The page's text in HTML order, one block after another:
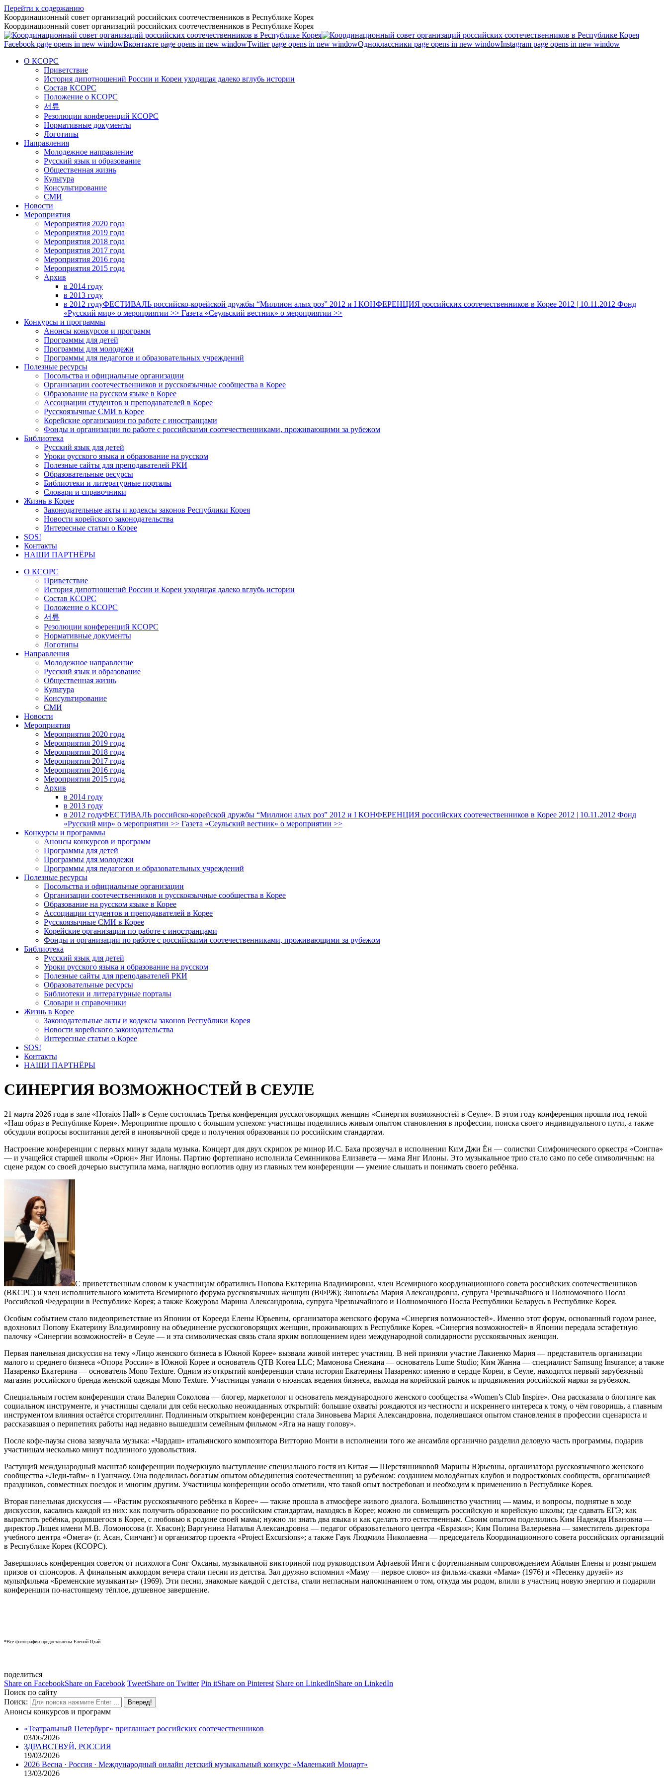
Перейти к содержанию
Координационный совет организаций российских соотечественников в Республике Корея
Координационный совет организаций российских соотечественников в Республике Корея
Facebook page opens in new windowВконтакте page opens in new windowTwitter page opens in new windowОдноклассники page opens in new windowInstagram page opens in new window
О КСОРС
Приветствие
История дипотношений России и Кореи уходящая далеко вглубь истории
Состав КСОРС
Положение о КСОРС
서류
Резолюции конференций КСОРС
Нормативные документы
Логотипы
Направления
Молодежное направление
Русский язык и образование
Общественная жизнь
Культура
Консультирование
СМИ
Новости
Мероприятия
Мероприятия 2020 года
Мероприятия 2019 года
Мероприятия 2018 годa
Мероприятия 2017 года
Мероприятия 2016 года
Мероприятия 2015 года
Архив
в 2014 году
в 2013 году
в 2012 годуФЕСТИВАЛЬ российско-корейской дружбы “Миллион алых роз” 2012 и I КОНФЕРЕНЦИЯ российских соотечественников в Корее 2012 | 10.11.2012 Фонд
«Русский мир» о мероприятии >> Газета «Сеульский вестник» о мероприятии >>
Конкурсы и программы
Анонсы конкурсов и программ
Программы для детей
Программы для молодежи
Программы для педагогов и образовательных учреждений
Полезные ресурсы
Посольства и официальные организации
Организации соотечественников и русскоязычные сообщества в Корее
Образование на русском языке в Корее
Ассоциации студентов и преподавателей в Корее
Русскоязычные СМИ в Корее
Корейские организации по работе с иностранцами
Фонды и организации по работе с российскими соотечественниками, проживающими за рубежом
Библиотека
Русский язык для детей
Уроки русского языка и образование на русском
Полезные сайты для преподавателей РКИ
Образовательные ресурсы
Библиотеки и литературные порталы
Словари и справочники
Жизнь в Корее
Законодательные акты и кодексы законов Республики Корея
Новости корейского законодательства
Интересные статьи о Корее
SOS!
Контакты
НАШИ ПАРТНЁРЫ
О КСОРС
Приветствие
История дипотношений России и Кореи уходящая далеко вглубь истории
Состав КСОРС
Положение о КСОРС
서류
Резолюции конференций КСОРС
Нормативные документы
Логотипы
Направления
Молодежное направление
Русский язык и образование
Общественная жизнь
Культура
Консультирование
СМИ
Новости
Мероприятия
Мероприятия 2020 года
Мероприятия 2019 года
Мероприятия 2018 годa
Мероприятия 2017 года
Мероприятия 2016 года
Мероприятия 2015 года
Архив
в 2014 году
в 2013 году
в 2012 годуФЕСТИВАЛЬ российско-корейской дружбы “Миллион алых роз” 2012 и I КОНФЕРЕНЦИЯ российских соотечественников в Корее 2012 | 10.11.2012 Фонд
«Русский мир» о мероприятии >> Газета «Сеульский вестник» о мероприятии >>
Конкурсы и программы
Анонсы конкурсов и программ
Программы для детей
Программы для молодежи
Программы для педагогов и образовательных учреждений
Полезные ресурсы
Посольства и официальные организации
Организации соотечественников и русскоязычные сообщества в Корее
Образование на русском языке в Корее
Ассоциации студентов и преподавателей в Корее
Русскоязычные СМИ в Корее
Корейские организации по работе с иностранцами
Фонды и организации по работе с российскими соотечественниками, проживающими за рубежом
Библиотека
Русский язык для детей
Уроки русского языка и образование на русском
Полезные сайты для преподавателей РКИ
Образовательные ресурсы
Библиотеки и литературные порталы
Словари и справочники
Жизнь в Корее
Законодательные акты и кодексы законов Республики Корея
Новости корейского законодательства
Интересные статьи о Корее
SOS!
Контакты
НАШИ ПАРТНЁРЫ
СИНЕРГИЯ ВОЗМОЖНОСТЕЙ В СЕУЛЕ
21 марта 2026 года в зале «Horaios Hall» в Сеуле состоялась Третья конференция русскоговорящих женщин «Синергия возможностей в Сеуле». В этом году конференция прошла под темой
«Наш образ в Республике Корея». Мероприятие прошло с большим успехом: участницы поделились живым опытом становления в профессии, поиска своего индивидуального пути, а также
обсудили вопросы воспитания детей в иноязычной среде и получения образования по российским стандартам.
Настроение конференции с первых минут задала музыка. Концерт для двух скрипок ре минор И.С. Баха прозвучал в исполнении Ким Джи Ён — солистки Симфонического оркестра «Сонгпа»
— и учащейся старшей школы «Орюн» Янг Илоны. Партию фортепиано исполнила Семянникова Елизавета — мама Янг Илоны. Это музыкальное трио стало само по себе символичным: на
сцене рядом со своей дочерью выступила мама, наглядно воплотив одну из главных тем конференции — умение слышать и понимать своего ребёнка.
С приветственным словом к участницам обратились Попова Екатерина Владимировна, член Всемирного координационного совета российских соотечественников
(ВКСРС) и член исполнительного комитета Всемирного форума русскоязычных женщин (ВФРЖ); Зиновьева Мария Александровна, супруга Чрезвычайного и Полномочного Посла
Российской Федерации в Республике Корея; а также Кожурова Марина Александровна, супруга Чрезвычайного и Полномочного Посла Республики Беларусь в Республике Корея.
Особым событием стало видеоприветствие из Японии от Корееда Елены Юрьевны, организатора женского форума «Синергия возможностей». Именно этот форум, основанный годом ранее,
вдохновил Попову Екатерину Владимировну на объединение русскоговорящих женщин, проживающих в Республике Корея. «Синергия возможностей» в Японии передала эстафетную
палочку «Синергии возможностей» в Сеуле — и эта символическая связь стала ярким воплощением идеи международной солидарности русскоязычных женщин.
Первая панельная дискуссия на тему «Лицо женского бизнеса в Южной Корее» вызвала живой интерес участниц. В ней приняли участие Лакиенко Мария — представитель организации
малого и среднего бизнеса «Опора России» в Южной Корее и основатель QTB Korea LLC; Мамонова Снежана — основатель Lume Studio; Ким Жанна — специалист Samsung Insurance; а также
Назаренко Екатерина — основатель Mono Texture. Одним из открытий конференции стала история Екатерины Назаренко: именно в сердце Кореи, в Сеуле, находится первый зарубежный
магазин российского бренда женской одежды Mono Texture. Участницы узнали о нюансах ведения бизнеса, выхода на корейский рынок и продвижения российской марки за рубежом.
Специальным гостем конференции стала Валерия Соколова — блогер, маркетолог и основатель международного женского сообщества «Women’s Club Inspire». Она рассказала о блогинге как
социальном инструменте, и участницы сделали для себя несколько неожиданных открытий: большие охваты рождаются из честности и искреннего интереса к тому, о чём говоришь, а главным
инструментом влияния остаётся сторителлинг. Подлинным открытием конференции стала Зиновьева Мария Александровна, поделившаяся опытом становления в профессии сценариста и
рассказавшая о перипетиях работы над недавно вышедшим семейным фильмом «Яга на нашу голову».
После кофе-паузы снова зазвучала музыка: «Чардаш» итальянского композитора Витторио Монти в исполнении того же ансамбля органично разделил деловую часть программы, подарив
участницам несколько минут подлинного удовольствия.
Растущий международный масштаб конференции подчеркнуло выступление специального гостя из Китая — Шерстянниковой Марины Юрьевны, организатора русскоязычного женского
сообщества «Леди-тайм» в Гуанчжоу. Она поделилась богатым опытом объединения соотечественниц за рубежом: созданием молодёжных клубов и подростковых сообществ, организацией
праздников, совместных поездок и многим другим. Участницы конференции особо отметили, что такой опыт востребован и необходим к применению в Республике Корея.
Вторая панельная дискуссия — «Растим русскоязычного ребёнка в Корее» — также прошла в атмосфере живого диалога. Большинство участниц — мамы, и вопросы, поднятые в ходе
дискуссии, касались каждой из них: как получить образование по российским стандартам, находясь в Корее; можно ли совмещать российскую и корейскую школы; где сдавать ЕГЭ; как
вырастить ребёнка, родившегося в Корее, с любовью к родине своей мамы; нужно ли знать два языка и как сделать это естественным. Своим опытом поделились Ким Надежда Ивановна —
директор Лицея имени М.В. Ломоносова (г. Хвасон); Варгунина Наталья Александровна — педагог образовательного центра «Евразия»; Ким Полина Валерьевна — заместитель директора
учебного центра «Омега» (г. Асан, Синчанг) и организатор проекта «Project Excursions»; а также Гаук Людмила Николаевна — председатель Координационного совета российских организаций
в Республике Корея (КСОРС).
Завершилась конференция советом от психолога Сонг Оксаны, музыкальной викториной под руководством Афтаевой Инги с фортепианным сопровождением Абальян Елены и розыгрышем
призов от спонсоров. А финальным аккордом вечера стали песни из детства. Зал дружно вспомнил «Маму — первое слово» из фильма-сказки «Мама» (1976) и «Песенку друзей» из
мультфильма «Бременские музыканты» (1969). Эти песни, знакомые каждой с детства, стали негласным напоминанием о том, откуда мы родом, влили в участниц новую энергию и подарили
конференции по-настоящему тёплое, душевное завершение.
*Все фотографии предоставлены Еленой Цхай.
поделиться
Share on FacebookShare on Facebook TweetShare on Twitter Pin itShare on Pinterest Share on LinkedInShare on LinkedIn
Поиск по сайту
Поиск:
Анонсы конкурсов и программ
«Театральный Петербург» приглашает российских соотечественников
03/06/2026
ЗДРАВСТВУЙ, РОССИЯ
19/03/2026
2026 Весна · Россия · Международный онлайн детский музыкальный конкурс «Маленький Моцарт»
13/03/2026